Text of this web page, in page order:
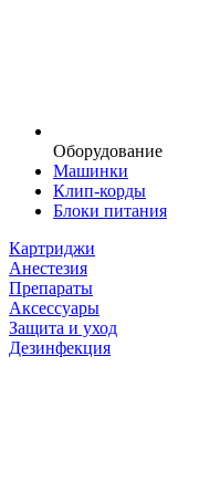
Оборудование
Машинки
Клип-корды
Блоки питания
Картриджи
Анестезия
Препараты
Аксессуары
Защита и уход
Дезинфекция